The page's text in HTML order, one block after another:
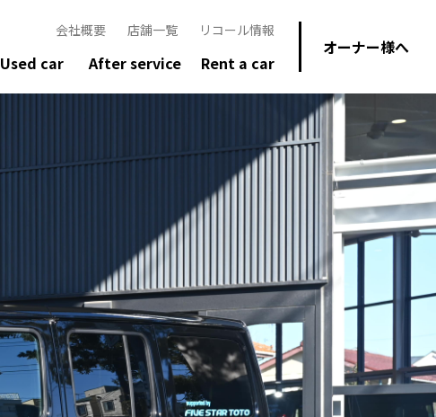
Used car After service Rent a car
オーナー様へ
会社概要 店舗一覧 リコール情報